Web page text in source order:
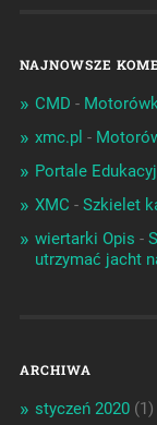
NAJNOWSZE
CMD -
xmc.pl -
Portale
XMC - Szkielet
wiertarki Opis -
utrzymać jacht
ARCHIWA
styczeń 2020(1)